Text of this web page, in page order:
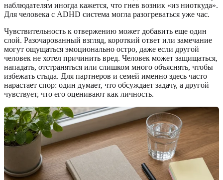
наблюдателям иногда кажется, что гнев возник «из ниоткуда».
Для человека с ADHD система могла разогреваться уже час.
Чувствительность к отвержению может добавить еще один
слой. Разочарованный взгляд, короткий ответ или замечание
могут ощущаться эмоционально остро, даже если другой
человек не хотел причинить вред. Человек может защищаться,
нападать, отстраняться или слишком много объяснять, чтобы
избежать стыда. Для партнеров и семей именно здесь часто
нарастает спор: один думает, что обсуждает задачу, а другой
чувствует, что его оценивают как личность.